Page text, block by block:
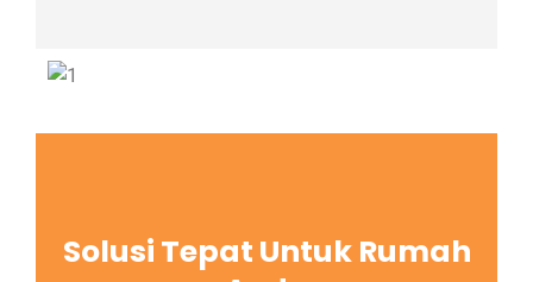
Solusi Tepat Untuk Rumah